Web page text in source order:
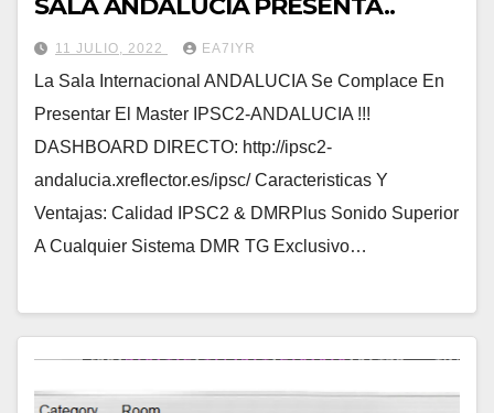
11 JULIO, 2022 EA7IYR
La Sala Internacional ANDALUCIA Se Complace En
Presentar El Master IPSC2-ANDALUCIA !!!
DASHBOARD DIRECTO: http://ipsc2-
andalucia.xreflector.es/ipsc/ Caracteristicas Y
Ventajas: Calidad IPSC2 & DMRPlus Sonido Superior
A Cualquier Sistema DMR TG Exclusivo…